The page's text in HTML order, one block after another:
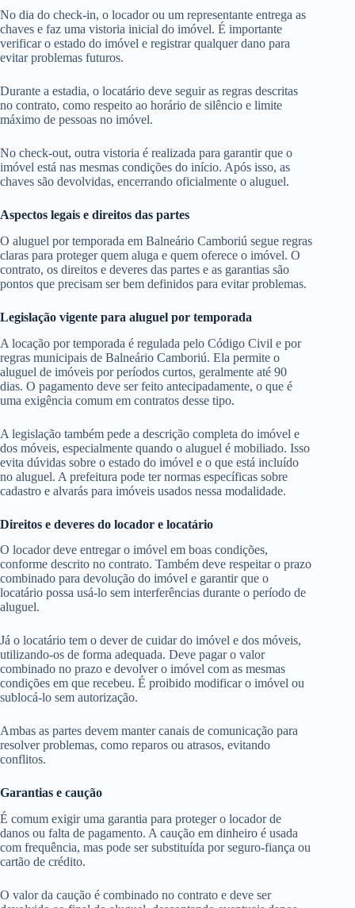
No dia do check-in, o locador ou um representante entrega as
chaves e faz uma vistoria inicial do imóvel. É importante
verificar o estado do imóvel e registrar qualquer dano para
evitar problemas futuros.
Durante a estadia, o locatário deve seguir as regras descritas
no contrato, como respeito ao horário de silêncio e limite
máximo de pessoas no imóvel.
No check-out, outra vistoria é realizada para garantir que o
imóvel está nas mesmas condições do início. Após isso, as
chaves são devolvidas, encerrando oficialmente o aluguel.
Aspectos legais e direitos das partes
O aluguel por temporada em Balneário Camboriú segue regras
claras para proteger quem aluga e quem oferece o imóvel. O
contrato, os direitos e deveres das partes e as garantias são
pontos que precisam ser bem definidos para evitar problemas.
Legislação vigente para aluguel por temporada
A locação por temporada é regulada pelo Código Civil e por
regras municipais de Balneário Camboriú. Ela permite o
aluguel de imóveis por períodos curtos, geralmente até 90
dias. O pagamento deve ser feito antecipadamente, o que é
uma exigência comum em contratos desse tipo.
A legislação também pede a descrição completa do imóvel e
dos móveis, especialmente quando o aluguel é mobiliado. Isso
evita dúvidas sobre o estado do imóvel e o que está incluído
no aluguel. A prefeitura pode ter normas específicas sobre
cadastro e alvarás para imóveis usados nessa modalidade.
Direitos e deveres do locador e locatário
O locador deve entregar o imóvel em boas condições,
conforme descrito no contrato. Também deve respeitar o prazo
combinado para devolução do imóvel e garantir que o
locatário possa usá-lo sem interferências durante o período de
aluguel.
Já o locatário tem o dever de cuidar do imóvel e dos móveis,
utilizando-os de forma adequada. Deve pagar o valor
combinado no prazo e devolver o imóvel com as mesmas
condições em que recebeu. É proibido modificar o imóvel ou
sublocá-lo sem autorização.
Ambas as partes devem manter canais de comunicação para
resolver problemas, como reparos ou atrasos, evitando
conflitos.
Garantias e caução
É comum exigir uma garantia para proteger o locador de
danos ou falta de pagamento. A caução em dinheiro é usada
com frequência, mas pode ser substituída por seguro-fiança ou
cartão de crédito.
O valor da caução é combinado no contrato e deve ser